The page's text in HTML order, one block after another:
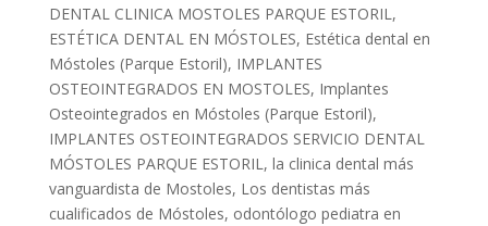
DENTAL CLINICA MOSTOLES PARQUE ESTORIL,
ESTÉTICA DENTAL EN MÓSTOLES, Estética dental en
Móstoles (Parque Estoril), IMPLANTES
OSTEOINTEGRADOS EN MOSTOLES, Implantes
Osteointegrados en Móstoles (Parque Estoril),
IMPLANTES OSTEOINTEGRADOS SERVICIO DENTAL
MÓSTOLES PARQUE ESTORIL, la clinica dental más
vanguardista de Mostoles, Los dentistas más
cualificados de Móstoles, odontólogo pediatra en